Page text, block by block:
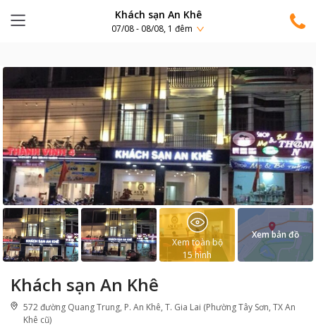
Khách sạn An Khê
07/08 - 08/08, 1 đêm
Khách sạn An Khê
572 đường Quang Trung, P. An Khê, T. Gia Lai (Phường Tây Sơn, TX An
Khê cũ)
Xem toàn bộ
15hình
Xem bản đồ